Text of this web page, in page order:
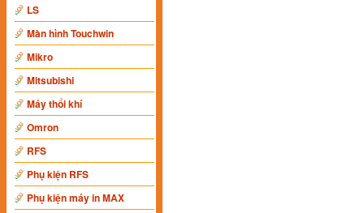
LS
Màn hình Touchwin
Mikro
Mitsubishi
Máy thổi khí
Omron
RFS
Phụ kiện RFS
Phụ kiện máy in MAX